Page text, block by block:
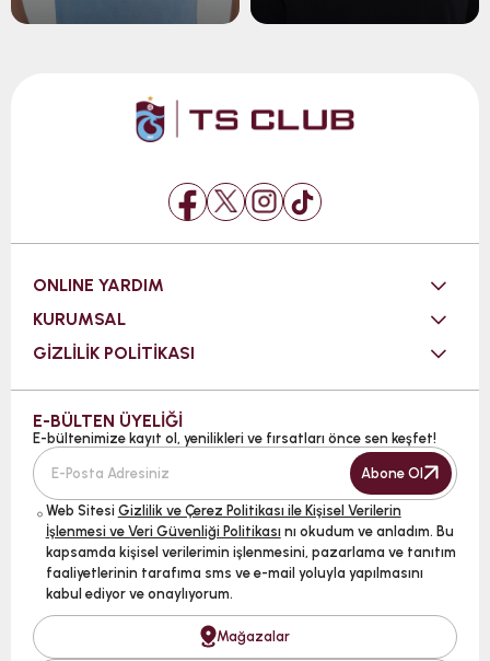
ONLINE YARDIM
KURUMSAL
GİZLİLİK POLİTİKASI
E-BÜLTEN ÜYELİĞİ
E-bültenimize kayıt ol, yenilikleri ve fırsatları önce sen keşfet!
Abone Ol
Web Sitesi Gizlilik ve Çerez Politikası ile Kişisel Verilerin
İşlenmesi ve Veri Güvenliği Politikası nı okudum ve anladım. Bu
kapsamda kişisel verilerimin işlenmesini, pazarlama ve tanıtım
faaliyetlerinin tarafıma sms ve e-mail yoluyla yapılmasını
kabul ediyor ve onaylıyorum.
Mağazalar